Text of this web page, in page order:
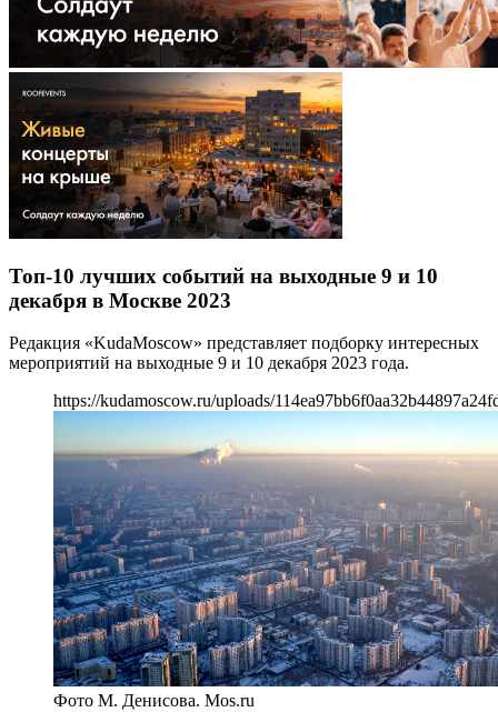
Топ-10 лучших событий на выходные 9 и 10
декабря в Москве 2023
Редакция «KudaMoscow» представляет подборку интересных
мероприятий на выходные 9 и 10 декабря 2023 года.
https://kudamoscow.ru/uploads/
Фото М. Денисова. Mos.ru